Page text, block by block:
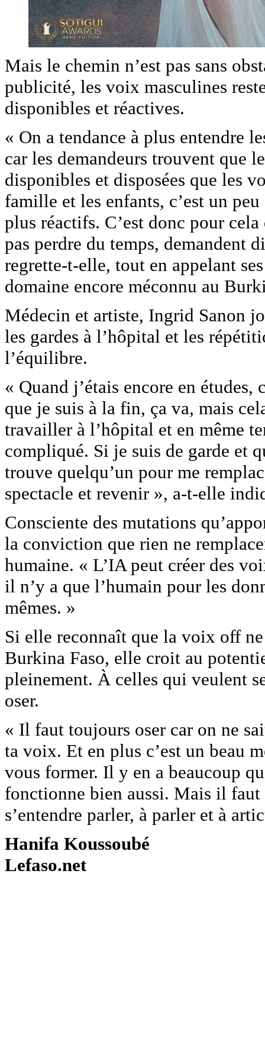
Mais le chemin n’est pas sans
publicité, les voix masculines
disponibles et réactives.
« On a tendance à plus entendre
car les demandeurs trouvent que
disponibles et disposées que les
famille et les enfants, c’est un
plus réactifs. C’est donc pour
pas perdre du temps, demandent
regrette-t-elle, tout en appelant
domaine encore méconnu au
Médecin et artiste, Ingrid Sanon
les gardes à l’hôpital et les
l’équilibre.
« Quand j’étais encore en
que je suis à la fin, ça va, mais
travailler à l’hôpital et en même
compliqué. Si je suis de garde et
trouve quelqu’un pour me
spectacle et revenir », a-t-elle
Consciente des mutations
la conviction que rien ne
humaine. « L’IA peut créer des
il n’y a que l’humain pour les
mêmes. »
Si elle reconnaît que la voix off
Burkina Faso, elle croit au
pleinement. À celles qui veulent
oser.
« Il faut toujours oser car on ne
ta voix. Et en plus c’est un beau
vous former. Il y en a beaucoup
fonctionne bien aussi. Mais il
s’entendre parler, à parler et à
Hanifa Koussoubé
Lefaso.net